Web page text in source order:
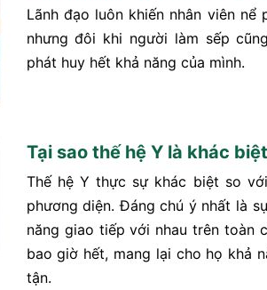
Lãnh đạo luôn khiến nhân viên nể
nhưng đôi khi người làm sếp
phát huy hết khả năng của mình.
Tại sao thế hệ Y là khác
Thế hệ Y thực sự khác biệt so
phương diện. Đáng chú ý nhất là
năng giao tiếp với nhau trên toàn
bao giờ hết, mang lại cho họ khả
tận.